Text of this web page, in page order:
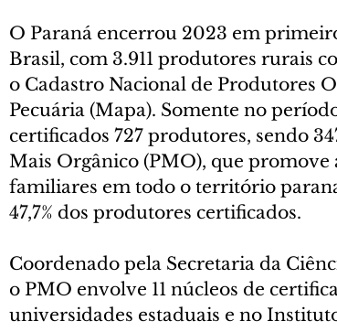
O Paraná encerrou 2023 em
Brasil, com 3.911 produtores rurais
o Cadastro Nacional de Produtores
Pecuária (Mapa). Somente no
certificados 727 produtores, sendo
Mais Orgânico (PMO), que promove
familiares em todo o território
47,7% dos produtores certificados.
Coordenado pela Secretaria da
o PMO envolve 11 núcleos de
universidades estaduais e no